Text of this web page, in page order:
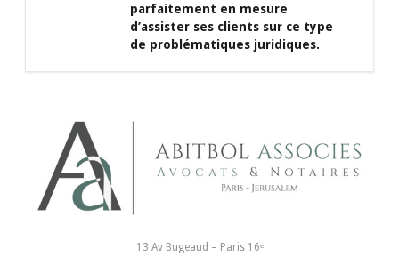
parfaitement en mesure
d’assister ses clients sur ce type
de problématiques juridiques.
13 Av Bugeaud – Paris 16ᵉ